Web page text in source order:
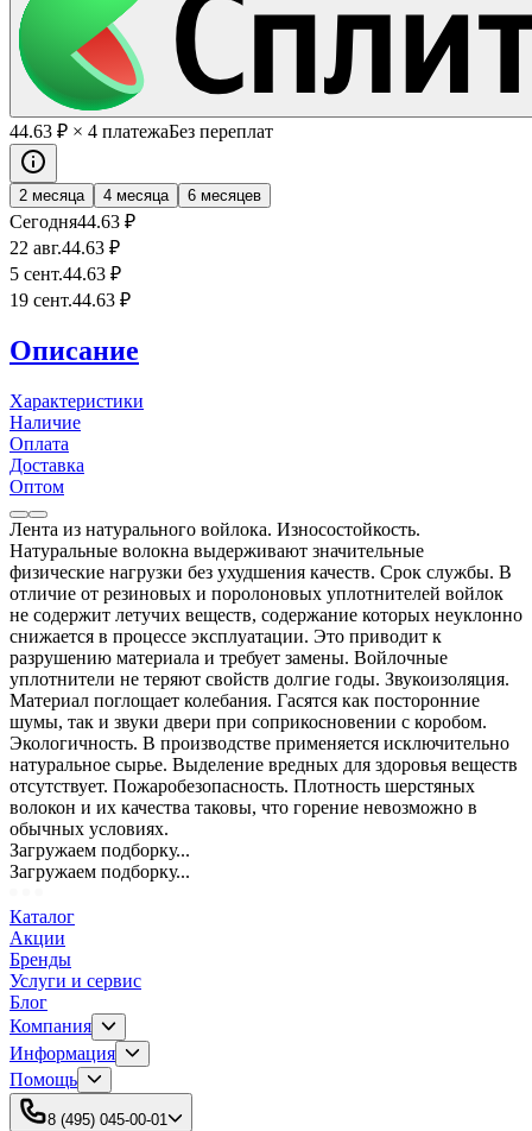
44.63 ₽ × 4 платежаБез переплат
2 месяца 4 месяца 6 месяцев
Сегодня44.63 ₽
22 авг.44.63 ₽
5 сент.44.63 ₽
19 сент.44.63 ₽
Описание
Характеристики
Наличие
Оплата
Доставка
Оптом
Лента из натурального войлока. Износостойкость.
Натуральные волокна выдерживают значительные
физические нагрузки без ухудшения качеств. Срок службы. В
отличие от резиновых и поролоновых уплотнителей войлок
не содержит летучих веществ, содержание которых неуклонно
снижается в процессе эксплуатации. Это приводит к
разрушению материала и требует замены. Войлочные
уплотнители не теряют свойств долгие годы. Звукоизоляция.
Материал поглощает колебания. Гасятся как посторонние
шумы, так и звуки двери при соприкосновении с коробом.
Экологичность. В производстве применяется исключительно
натуральное сырье. Выделение вредных для здоровья веществ
отсутствует. Пожаробезопасность. Плотность шерстяных
волокон и их качества таковы, что горение невозможно в
обычных условиях.
Загружаем подборку...
Загружаем подборку...
Каталог
Акции
Бренды
Услуги и сервис
Блог
Компания
Информация
Помощь
8 (495) 045-00-01